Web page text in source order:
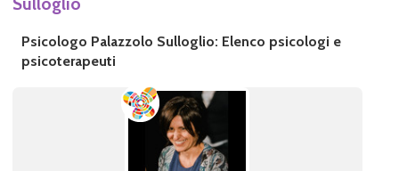
Psicologo Palazzolo Sulloglio: Elenco psicologi e
psicoterapeuti